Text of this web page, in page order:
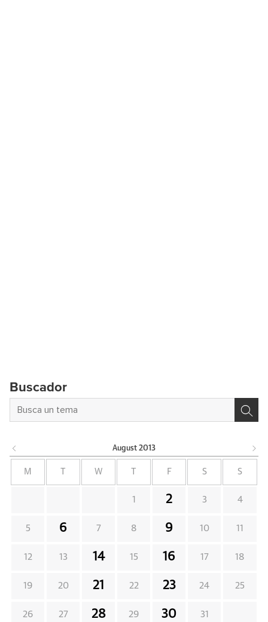
Buscador
August 2013
M W F S S
1 2 3 4
5 6 7 8 9 10 11
12 13 14 15 16 17 18
19 20 21 22 23 24 25
26 27 28 29 30 31